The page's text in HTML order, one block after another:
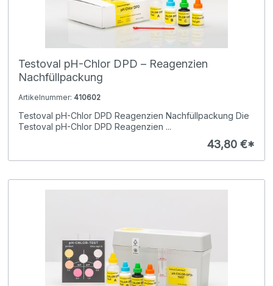
Testoval pH-Chlor DPD – Reagenzien
Nachfüllpackung
Artikelnummer: 410602
Testoval pH-Chlor DPD Reagenzien Nachfüllpackung Die
Testoval pH-Chlor DPD Reagenzien ...
43,80 €*